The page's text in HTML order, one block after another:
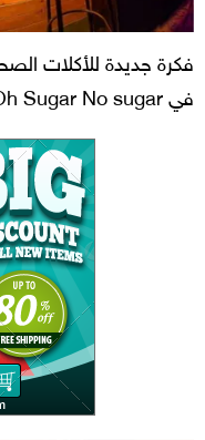
فكرة جديدة للأكلات
في Oh Sugar No sugar